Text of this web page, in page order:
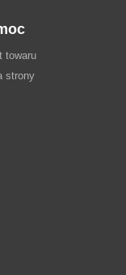
towaru
strony